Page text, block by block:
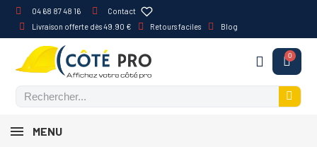
04 68 87 48 16
Contact
Livraison offerte dès 49.90 €
Retours faciles Blog
MENU